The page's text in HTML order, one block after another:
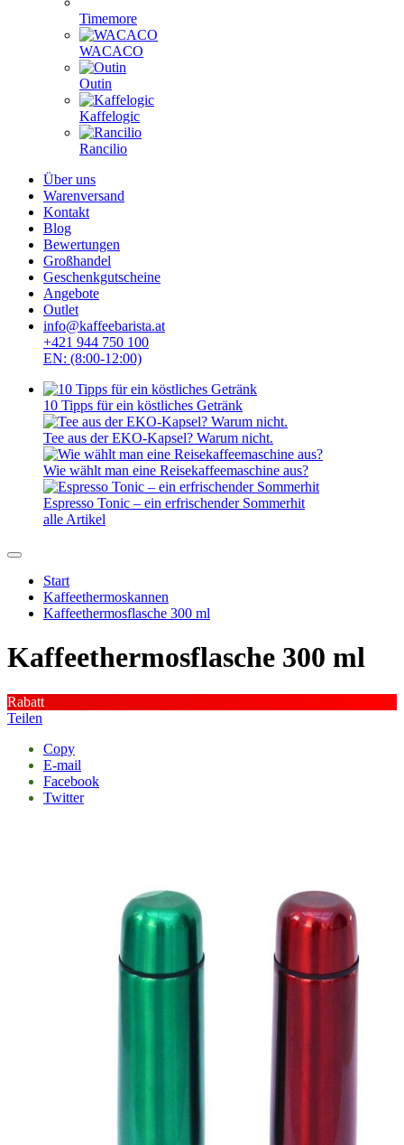
Timemore
WACACO
Outin
Kaffelogic
Rancilio
Über uns
Warenversand
Kontakt
Blog
Bewertungen
Großhandel
Geschenkgutscheine
Angebote
Outlet
info@kaffeebarista.at
+421 944 750 100
EN: (8:00-12:00)
10 Tipps für ein köstliches Getränk
Tee aus der EKO-Kapsel? Warum nicht.
Wie wählt man eine Reisekaffeemaschine aus?
Espresso Tonic – ein erfrischender Sommerhit
alle Artikel
Start
Kaffeethermoskannen
Kaffeethermosflasche 300 ml
Kaffeethermosflasche 300 ml
Rabatt
Teilen
Copy
E-mail
Facebook
Twitter